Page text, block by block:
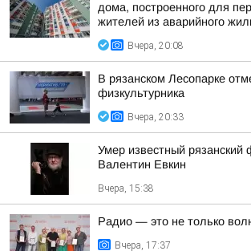
дома, построенного для
жителей из аварийного
Вчера, 20:08
В рязанском Лесопарке
физкультурника
Вчера, 20:33
Умер известный рязанский
Валентин Евкин
Вчера, 15:38
Радио — это не только
Вчера, 17:37